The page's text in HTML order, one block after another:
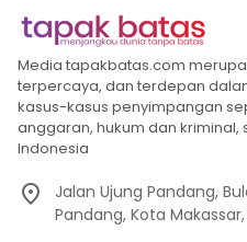
Media tapakbatas.com
terpercaya, dan terdepan
kasus-kasus penyimpangan
anggaran, hukum dan kriminal,
Indonesia
Jalan Ujung Pandang,
Pandang, Kota